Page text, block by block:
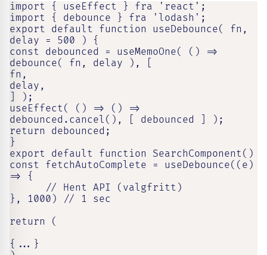
import { useEffect } fra 'react';
import { debounce } fra 'lodash';
export default function useDebounce( fn,
delay = 500 ) {
const debounced = useMemoOne( () =>
debounce( fn, delay ), [
fn,
delay,
] );
useEffect( () => () =>
debounced.cancel(), [ debounced ] );
return debounced;
}
export default function SearchComponent()
const fetchAutoComplete = useDebounce((e)
=> {
}, 1000) // 1 sec
return (
{...}